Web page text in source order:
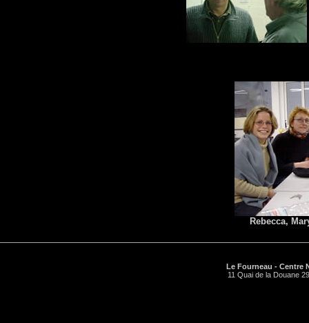
Rebecca,
Le Fourneau - Centre
11 Quai de la Douane